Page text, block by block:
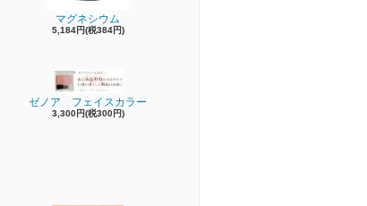
マグネシウム
5,184円(税384円)
ゼノア フェイスカラー
3,300円(税300円)